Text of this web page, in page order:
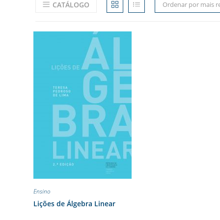
CATÁLOGO Ordenar por mais
Ensino
Lições de Álgebra Linear